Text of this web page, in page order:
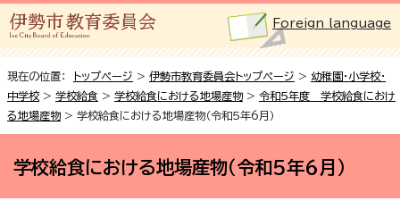
Foreign language
現在の位置： トップページ > 伊勢市教育委員会トップページ > 幼稚園・小学校・
中学校> 学校給食 > 学校給食における地場産物 > 令和5年度 学校給食におけ
る地場産物 > 学校給食における地場産物（令和5年6月）
学校給食における地場産物（令和5年6月）